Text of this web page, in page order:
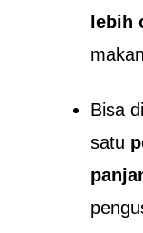
lebih
Bisa
satu